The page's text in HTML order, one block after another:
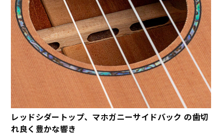
レッドシダートップ、マホガニーサイドバック の歯切
れ良く豊かな響き